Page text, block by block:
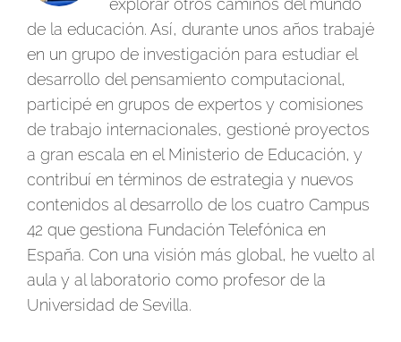
explorar otros caminos del mundo
de la educación. Así, durante unos años trabajé
en un grupo de investigación para estudiar el
desarrollo del pensamiento computacional,
participé en grupos de expertos y comisiones
de trabajo internacionales, gestioné proyectos
a gran escala en el Ministerio de Educación, y
contribuí en términos de estrategia y nuevos
contenidos al desarrollo de los cuatro Campus
42 que gestiona Fundación Telefónica en
España. Con una visión más global, he vuelto al
aula y al laboratorio como profesor de la
Universidad de Sevilla.